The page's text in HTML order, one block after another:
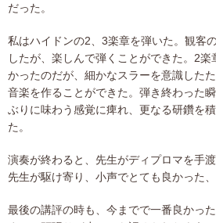
だった。
私はハイドンの2、3楽章を弾いた。観客
したが、楽しんで弾くことができた。2
かったのだが、細かなスラーを意識した
音楽を作ることができた。弾き終わった
ぶりに味わう感覚に痺れ、更なる研鑽を
た。
演奏が終わると、先生がディプロマを手
先生が駆け寄り、小声でとても良かった
最後の講評の時も、今までで一番良かっ